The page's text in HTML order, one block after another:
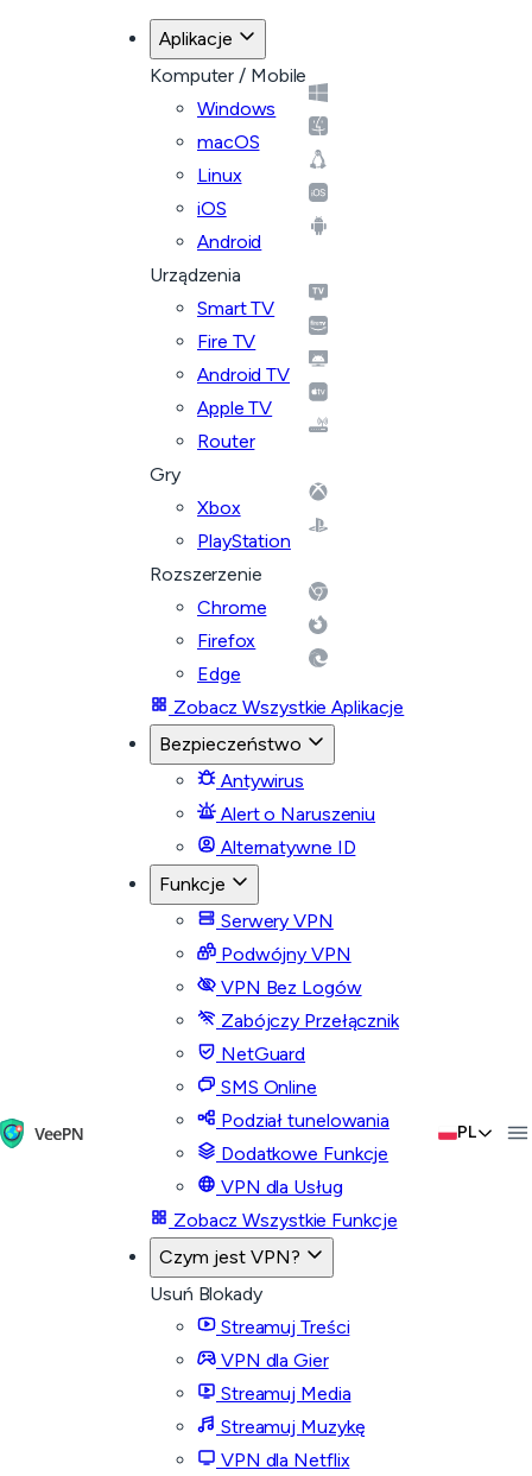
Aplikacje
Komputer / Mobile
Windows
macOS
Linux
iOS
Android
Urządzenia
Smart TV
Fire TV
Android TV
Apple TV
Router
Gry
Xbox
PlayStation
Rozszerzenie
Chrome
Firefox
Edge
Zobacz Wszystkie Aplikacje
Bezpieczeństwo
Antywirus
Alert o Naruszeniu
Alternatywne ID
Funkcje
Serwery VPN
Podwójny VPN
VPN Bez Logów
Zabójczy Przełącznik
NetGuard
SMS Online
Podział tunelowania
Dodatkowe Funkcje
VPN dla Usług
Zobacz Wszystkie Funkcje
Czym jest VPN?
Usuń Blokady
Streamuj Treści
VPN dla Gier
Streamuj Media
Streamuj Muzykę
VPN dla Netflix
PL